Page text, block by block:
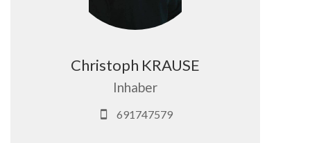
Christoph KRAUSE
Inhaber
691747579